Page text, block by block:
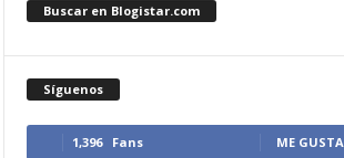
Buscar en Blogistar.com
Síguenos
1,396 Fans ME GUSTA